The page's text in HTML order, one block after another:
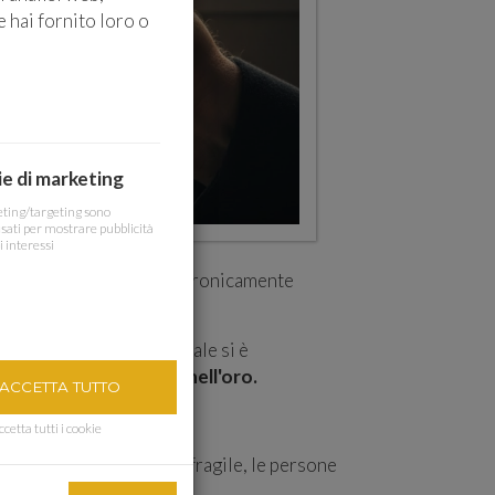
stelle e una valuta cronicamente
rial. La moneta nazionale si è
Si rifugiano nell'oro.
e l'economia si fa fragile, le persone
hai fornito loro o
di marketing
targeting sono
per mostrare pubblicità
interessi
TUTTO
tutti i cookie